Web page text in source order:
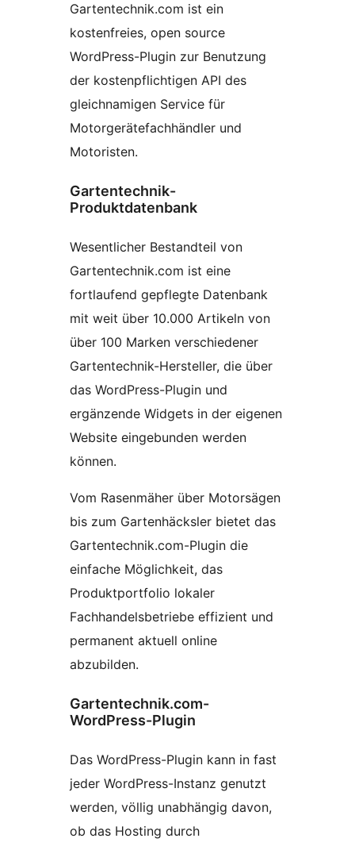
Gartentechnik.com ist ein
kostenfreies, open source
WordPress-Plugin zur Benutzung
der kostenpflichtigen API des
gleichnamigen Service für
Motorgerätefachhändler und
Motoristen.
Gartentechnik-
Produktdatenbank
Wesentlicher Bestandteil von
Gartentechnik.com ist eine
fortlaufend gepflegte Datenbank
mit weit über 10.000 Artikeln von
über 100 Marken verschiedener
Gartentechnik-Hersteller, die über
das WordPress-Plugin und
ergänzende Widgets in der eigenen
Website eingebunden werden
können.
Vom Rasenmäher über Motorsägen
bis zum Gartenhäcksler bietet das
Gartentechnik.com-Plugin die
einfache Möglichkeit, das
Produktportfolio lokaler
Fachhandelsbetriebe effizient und
permanent aktuell online
abzubilden.
Gartentechnik.com-
WordPress-Plugin
Das WordPress-Plugin kann in fast
jeder WordPress-Instanz genutzt
werden, völlig unabhängig davon,
ob das Hosting durch